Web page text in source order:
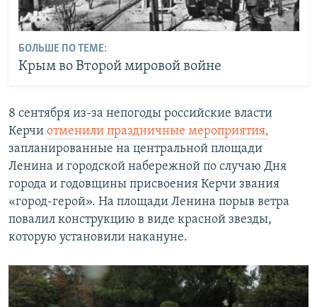
БОЛЬШЕ ПО ТЕМЕ:
Крым во Второй мировой войне
8 сентября из-за непогоды российские власти
Керчи отменили праздничные мероприятия,
запланированные на центральной площади
Ленина и городской набережной по случаю Дня
города и годовщины присвоения Керчи звания
«город-герой». На площади Ленина порыв ветра
повалил конструкцию в виде красной звезды,
которую установили накануне.